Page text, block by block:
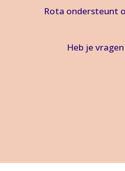
Rota ondersteunt
Heb je